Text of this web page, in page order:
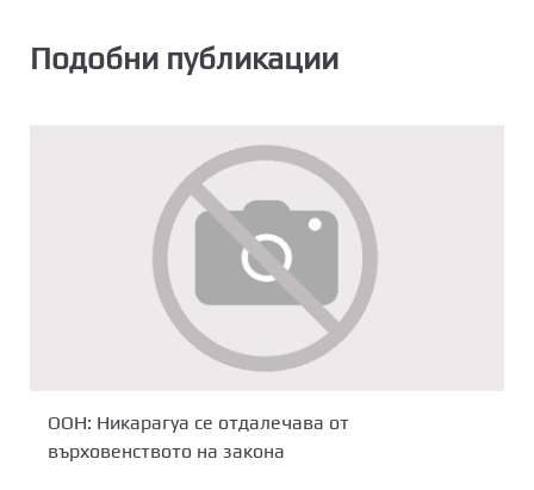
Подобни публикации
ООН: Никарагуа се отдалечава от
върховенството на закона